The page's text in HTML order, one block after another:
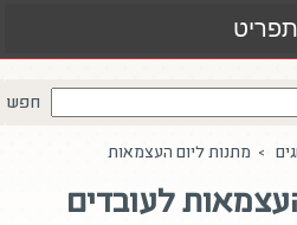
חפש
> מתנות ליום העצמאות
לעובדים